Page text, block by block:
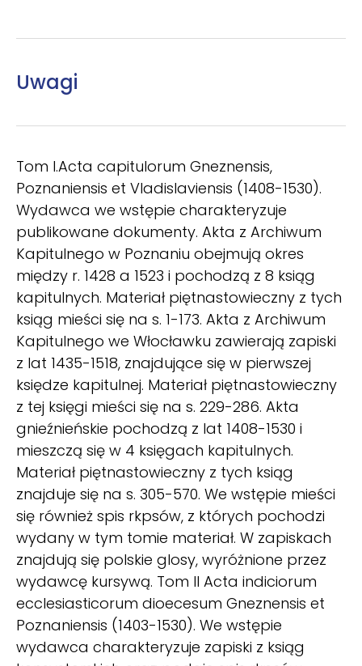
Uwagi
Tom I.Acta capitulorum Gneznensis,
Poznaniensis et Vladislaviensis (1408-1530).
Wydawca we wstępie charakteryzuje
publikowane dokumenty. Akta z Archiwum
Kapitulnego w Poznaniu obejmują okres
między r. 1428 a 1523 i pochodzą z 8 ksiąg
kapitulnych. Materiał piętnastowieczny z tych
ksiąg mieści się na s. 1-173. Akta z Archiwum
Kapitulnego we Włocławku zawierają zapiski
z lat 1435-1518, znajdujące się w pierwszej
księdze kapitulnej. Materiał piętnastowieczny
z tej księgi mieści się na s. 229-286. Akta
gnieźnieńskie pochodzą z lat 1408-1530 i
mieszczą się w 4 księgach kapitulnych.
Materiał piętnastowieczny z tych ksiąg
znajduje się na s. 305-570. We wstępie mieści
się również spis rkpsów, z których pochodzi
wydany w tym tomie materiał. W zapiskach
znajdują się polskie glosy, wyróżnione przez
wydawcę kursywą. Tom II Acta indiciorum
ecclesiasticorum dioecesum Gneznensis et
Poznaniensis (1403-1530). We wstępie
wydawca charakteryzuje zapiski z ksiąg